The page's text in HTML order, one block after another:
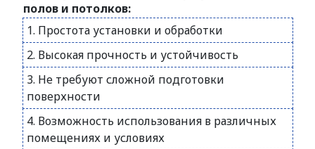
полов и потолков:
1. Простота установки и обработки
2. Высокая прочность и устойчивость
3. Не требуют сложной подготовки
поверхности
4. Возможность использования в различных
помещениях и условиях